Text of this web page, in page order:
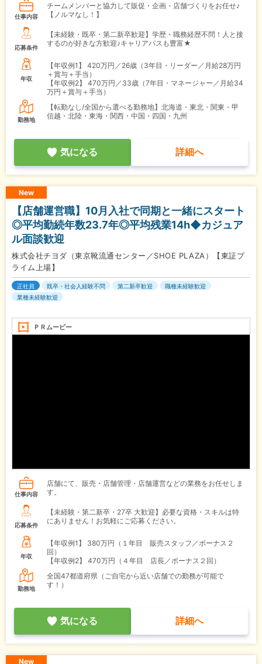
仕事内容
チームメンバーと協力して販促・企画・店舗づくりをお任せ♪
【ノルマなし！】
応募条件
【未経験・既卒・第二新卒歓迎】学歴・職務経歴不問！人と接
するのが好きな方歓迎♪キャリアパスも豊富★
年収
【年収例1】
420万円／26歳（3年目・リーダー／月給28万円
＋賞与＋手当）
【年収例2】
470万円／33歳（7年目・マネージャー／月給34
万円＋賞与＋手当）
勤務地
【転勤なし/全国から選べる勤務地】北海道・東北・関東・甲
信越・北陸・東海・関西・中国・四国・九州
気になる 詳細へ
New
【店舗運営職】10月入社で同期と一緒にスタート
◎平均勤続年数23.7年◎平均残業14h◆カジュア
ル面談歓迎
株式会社チヨダ（東京靴流通センター／SHOE PLAZA）【東証プ
ライム上場】
正社員 既卒・社会人経験不問 第二新卒歓迎
職種未経験歓迎
業種未経験歓迎
ＰＲムービー
仕事内容
店舗にて、販売・店舗管理・店舗運営などの業務をお任せしま
す。
応募条件
【未経験・第二新卒・27卒 大歓迎】必要な資格・スキルは特
にありません！お気軽にご応募ください。
年収
【年収例1】
380万円（１年目 販売スタッフ／ボーナス２
回）
【年収例2】
470万円（４年目 店長／ボーナス２回）
勤務地
全国47都道府県（ご自宅から近い店舗での勤務が可能で
す！）
気になる 詳細へ
New